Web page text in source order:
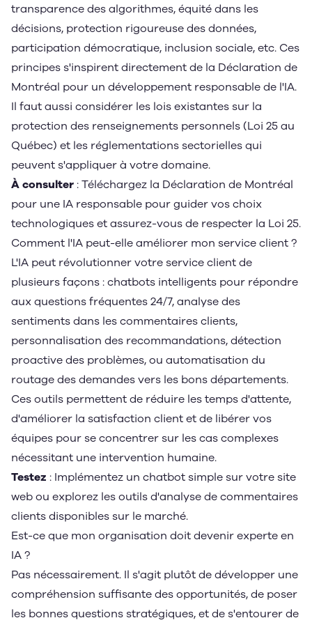
transparence des algorithmes, équité dans les
décisions, protection rigoureuse des données,
participation démocratique, inclusion sociale, etc. Ces
principes s'inspirent directement de la Déclaration de
Montréal pour un développement responsable de l'IA.
Il faut aussi considérer les lois existantes sur la
protection des renseignements personnels (Loi 25 au
Québec) et les réglementations sectorielles qui
peuvent s'appliquer à votre domaine.
À consulter : Téléchargez la Déclaration de Montréal
pour une IA responsable pour guider vos choix
technologiques et assurez-vous de respecter la Loi 25.
Comment l'IA peut-elle améliorer mon service client ?
L'IA peut révolutionner votre service client de
plusieurs façons : chatbots intelligents pour répondre
aux questions fréquentes 24/7, analyse des
sentiments dans les commentaires clients,
personnalisation des recommandations, détection
proactive des problèmes, ou automatisation du
routage des demandes vers les bons départements.
Ces outils permettent de réduire les temps d'attente,
d'améliorer la satisfaction client et de libérer vos
équipes pour se concentrer sur les cas complexes
nécessitant une intervention humaine.
Testez : Implémentez un chatbot simple sur votre site
web ou explorez les outils d'analyse de commentaires
clients disponibles sur le marché.
Est-ce que mon organisation doit devenir experte en
IA ?
Pas nécessairement. Il s'agit plutôt de développer une
compréhension suffisante des opportunités, de poser
les bonnes questions stratégiques, et de s'entourer de